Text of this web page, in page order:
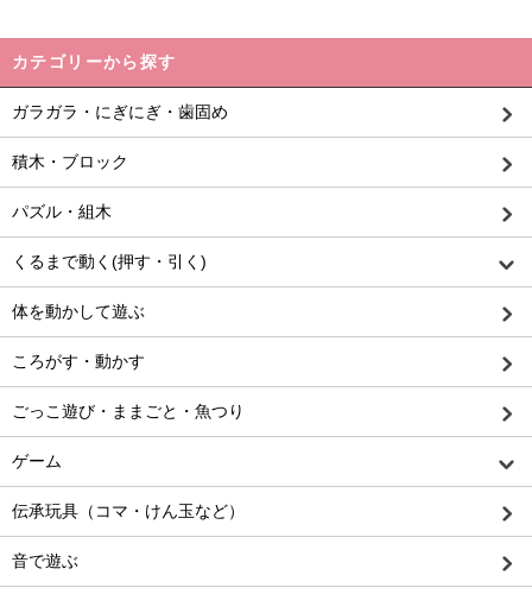
カテゴリーから探す
ガラガラ・にぎにぎ・歯固め
積木・ブロック
パズル・組木
くるまで動く(押す・引く)
体を動かして遊ぶ
ころがす・動かす
ごっこ遊び・ままごと・魚つり
ゲーム
伝承玩具（コマ・けん玉など）
音で遊ぶ